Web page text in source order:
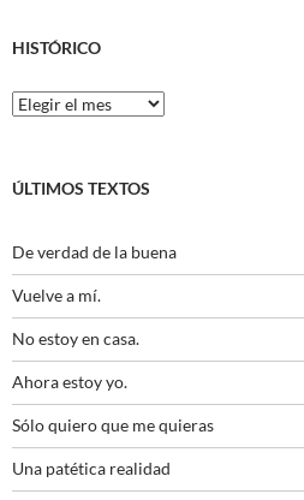
HISTÓRICO
Histórico
ÚLTIMOS TEXTOS
De verdad de la buena
Vuelve a mí.
No estoy en casa.
Ahora estoy yo.
Sólo quiero que me quieras
Una patética realidad